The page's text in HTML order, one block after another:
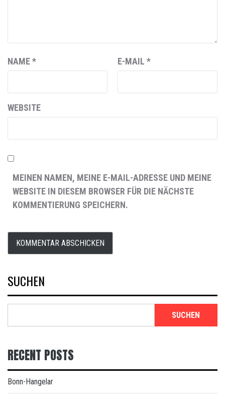
NAME* E-MAIL *
WEBSITE
MEINEN NAMEN, MEINE E-MAIL-ADRESSE UND MEINE
WEBSITE IN DIESEM BROWSER FÜR DIE NÄCHSTE
KOMMENTIERUNG SPEICHERN.
SUCHEN
SUCHEN
RECENT POSTS
Bonn-Hangelar